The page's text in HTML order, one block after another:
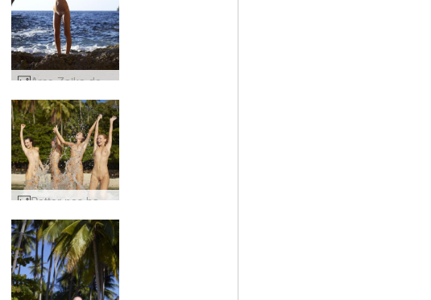
Arco Zaika de Gozo #31
Petter nos bastidores da Tailândia por Ally #31